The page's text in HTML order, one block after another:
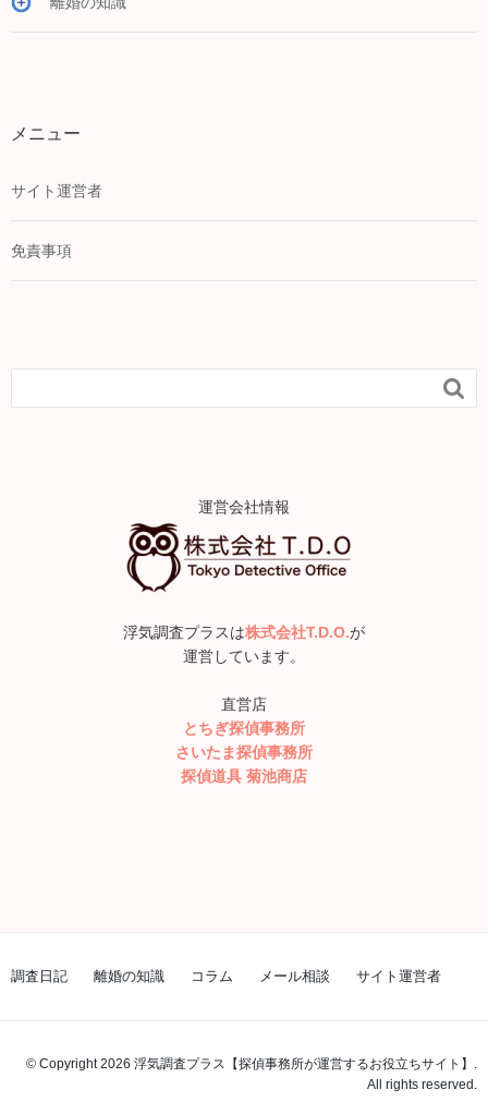
メニュー
サイト運営者
免責事項

運営会社情報
浮気調査プラスは株式会社T.D.O.が
運営しています。
直営店
とちぎ探偵事務所
さいたま探偵事務所
探偵道具 菊池商店
調査日記 離婚の知識 コラム メール相談 サイト運営者
© Copyright 2026 浮気調査プラス【探偵事務所が運営するお役立ちサイト】.
All rights reserved.